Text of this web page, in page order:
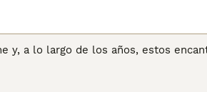
y, a lo largo de los años, estos
junto con su gran inteligencia,